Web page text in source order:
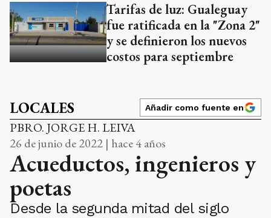
Tarifas de luz: Gualeguay
fue ratificada en la "Zona 2"
y se definieron los nuevos
costos para septiembre
LOCALES Añadir como fuente en
PBRO. JORGE H. LEIVA
26 de junio de 2022 | hace 4 años
Acueductos, ingenieros y
poetas
Desde la segunda mitad del siglo